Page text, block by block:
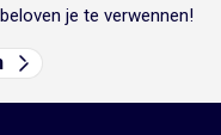
je te verwennen!